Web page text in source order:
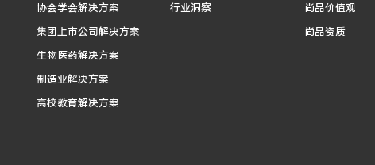
协会学会解决方案
集团上市公司解决方案
生物医药解决方案
制造业解决方案
高校教育解决方案
行业洞察
尚品价值观
尚品资质